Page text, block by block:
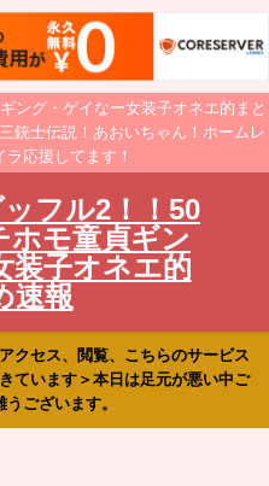
ング・ゲイなー女装子オネエ的まと
銃士伝説！あおいちゃん！ホームレ
応援してます！
フル2！！50
ホモ童貞ギン
装子オネエ的
速報
クセス、閲覧、こちらのサービス
ています＞本日は足元が悪い中ご
ございます。